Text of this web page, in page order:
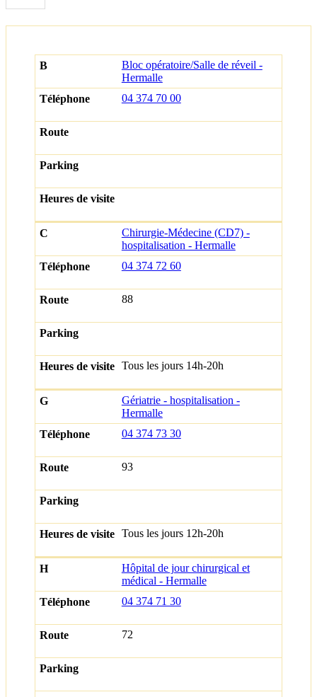
Bloc opératoire/Salle de réveil -
Hermalle
04 374 70 00
Chirurgie-Médecine (CD7) -
hospitalisation - Hermalle
04 374 72 60
88
Tous les jours 14h-20h
Gériatrie - hospitalisation -
Hermalle
04 374 73 30
93
Tous les jours 12h-20h
Hôpital de jour chirurgical et
médical - Hermalle
04 374 71 30
72